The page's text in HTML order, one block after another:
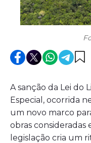
A sanção da Lei do
Especial, ocorrida
um novo marco
obras consideradas
legislação cria um